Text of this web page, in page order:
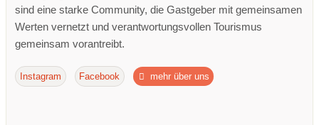
sind eine starke Community, die Gastgeber mit gemeinsamen
Werten vernetzt und verantwortungsvollen Tourismus
gemeinsam vorantreibt.
Instagram Facebook mehr über uns